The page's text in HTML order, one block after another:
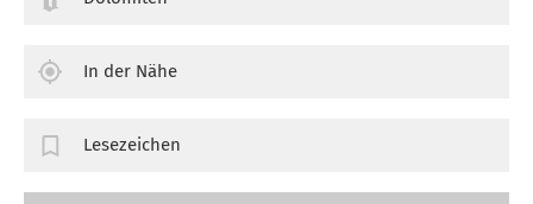
In der Nähe
Lesezeichen